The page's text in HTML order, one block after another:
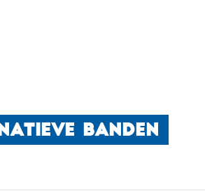
BANDEN